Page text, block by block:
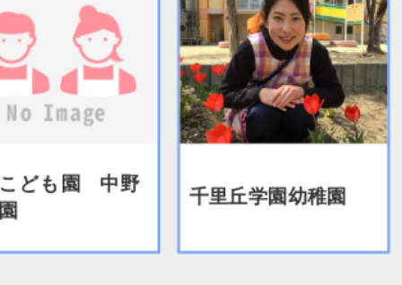
ども園 中野
千里丘学園幼稚園